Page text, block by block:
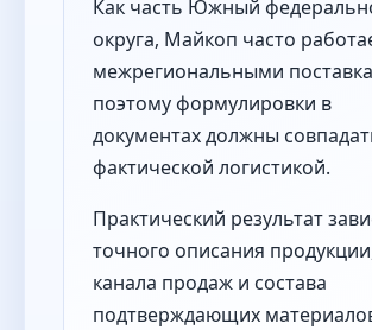
Как часть Южный
округа, Майкоп часто
межрегиональными
поэтому формулировки в
документах должны
фактической логистикой.
Практический результат
точного описания
канала продаж и состава
подтверждающих